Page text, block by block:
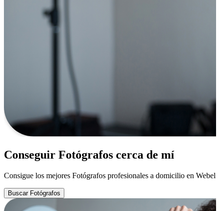
Conseguir Fotógrafos cerca de mí
Consigue los mejores Fotógrafos profesionales a domicilio en Webel
Buscar Fotógrafos